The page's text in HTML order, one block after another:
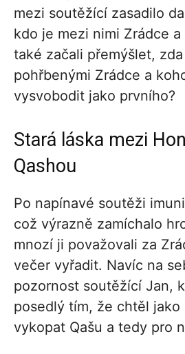
mezi soutěžící zasadilo
kdo je mezi nimi Zrádce a
také začali přemýšlet,
pohřbenými Zrádce a
vysvobodit jako prvního?
Stará láska mezi
Qashou
Po napínavé soutěži
což výrazně zamíchalo
mnozí ji považovali za
večer vyřadit. Navíc na
pozornost soutěžící Jan,
posedlý tím, že chtěl jako
vykopat Qašu a tedy pro